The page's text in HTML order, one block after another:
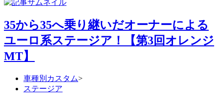
35から35へ乗り継いだオーナーによる
ユーロ系ステージア！【第3回オレンジ
MT】
車種別カスタム>
ステージア